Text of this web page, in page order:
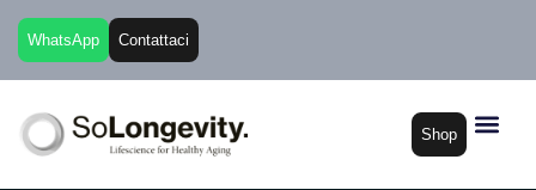
WhatsApp Contattaci
Shop